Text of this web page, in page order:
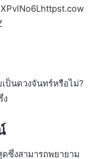
ป็นดวงจันทร์หรือไม่?
ง
ซึ่งสามารถพยายาม